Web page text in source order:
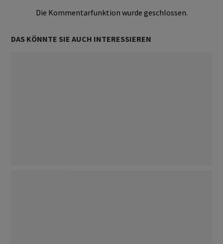
Die Kommentarfunktion wurde geschlossen.
DAS KÖNNTE SIE AUCH INTERESSIEREN